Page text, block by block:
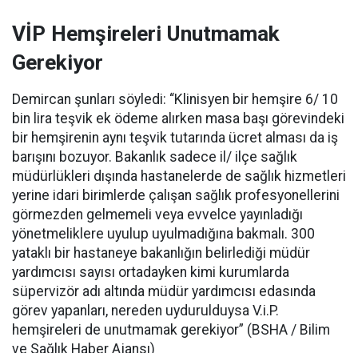
VİP Hemşireleri Unutmamak
Gerekiyor
Demircan şunları söyledi: “Klinisyen bir hemşire 6/ 10
bin lira teşvik ek ödeme alırken masa başı görevindeki
bir hemşirenin aynı teşvik tutarında ücret alması da iş
barışını bozuyor. Bakanlık sadece il/ ilçe sağlık
müdürlükleri dışında hastanelerde de sağlık hizmetleri
yerine idari birimlerde çalışan sağlık profesyonellerini
görmezden gelmemeli veya evvelce yayınladığı
yönetmeliklere uyulup uyulmadığına bakmalı. 300
yataklı bir hastaneye bakanlığın belirlediği müdür
yardımcısı sayısı ortadayken kimi kurumlarda
süpervizör adı altında müdür yardımcısı edasında
görev yapanları, nereden uydurulduysa V.i.P.
hemşireleri de unutmamak gerekiyor” (BSHA / Bilim
ve Sağlık Haber Ajansı)